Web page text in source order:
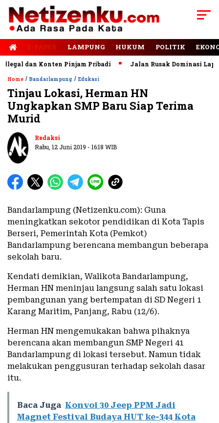
E-PAPER LAMPUNG HUKUM POLITIK
dan Konten Pinjam Pribadi Jalan Rusak Dominasi
Home / Bandarlampung / Edukasi
Tinjau Lokasi, Herman HN
Ungkapkan SMP Baru Siap Terima
Murid
Redaksi
Rabu, 12 Juni 2019 - 16:18 WIB
Bandarlampung (Netizenku.com): Guna
meningkatkan sekotor pendidikan di Kota Tapis
Berseri, Pemerintah Kota (Pemkot)
Bandarlampung berencana membangun beberapa
sekolah baru.
Kendati demikian, Walikota Bandarlampung,
Herman HN meninjau langsung salah satu lokasi
pembangunan yang bertempatan di SD Negeri 1
Karang Maritim, Panjang, Rabu (12/6).
Herman HN mengemukakan bahwa pihaknya
berencana akan membangun SMP Negeri 41
Bandarlampung di lokasi tersebut. Namun tidak
melakukan penggusuran terhadap sekolah dasar
itu.
Baca Juga Konvoi 30 Jeep PPM Jadi
Magnet Festival Budaya HUT ke-344 Kota